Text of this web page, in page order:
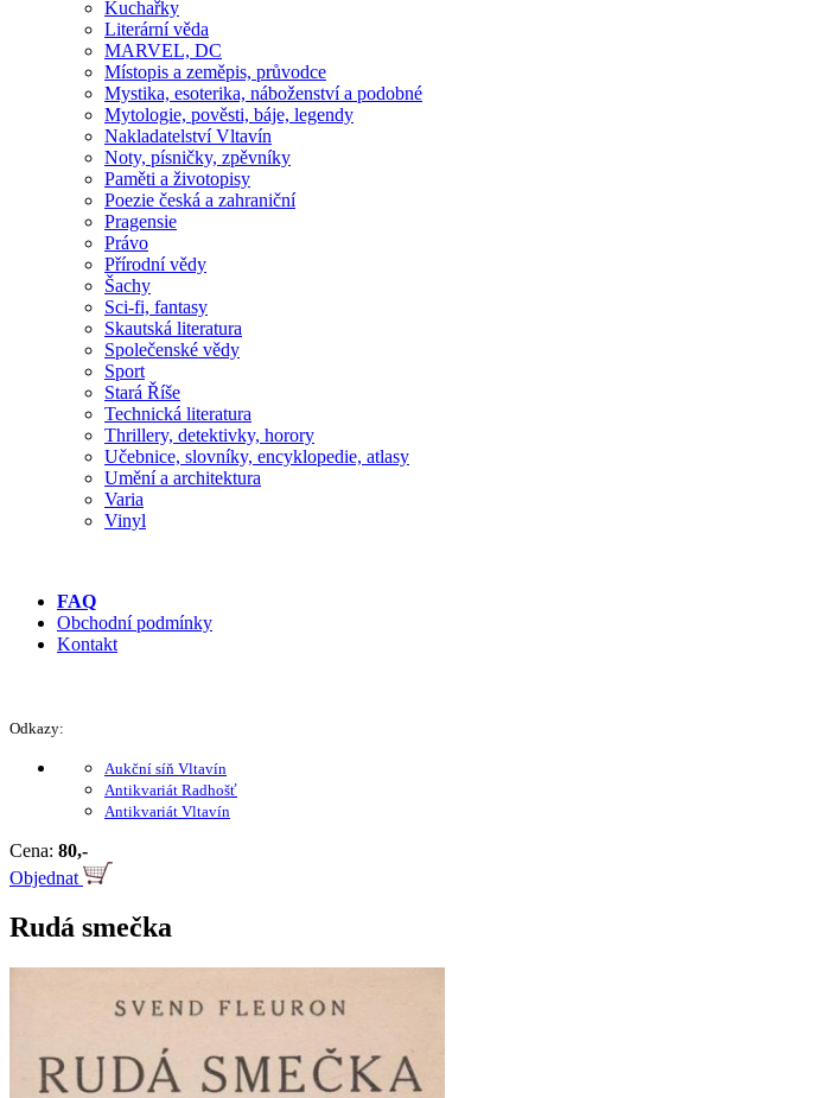
Kuchařky
Literární věda
MARVEL, DC
Místopis a zeměpis, průvodce
Mystika, esoterika, náboženství a podobné
Mytologie, pověsti, báje, legendy
Nakladatelství Vltavín
Noty, písničky, zpěvníky
Paměti a životopisy
Poezie česká a zahraniční
Pragensie
Právo
Přírodní vědy
Šachy
Sci-fi, fantasy
Skautská literatura
Společenské vědy
Sport
Stará Říše
Technická literatura
Thrillery, detektivky, horory
Učebnice, slovníky, encyklopedie, atlasy
Umění a architektura
Varia
Vinyl
FAQ
Obchodní podmínky
Kontakt
Odkazy:
Aukční síň Vltavín
Antikvariát Radhošť
Antikvariát Vltavín
Cena: 80,-
Objednat
Rudá smečka